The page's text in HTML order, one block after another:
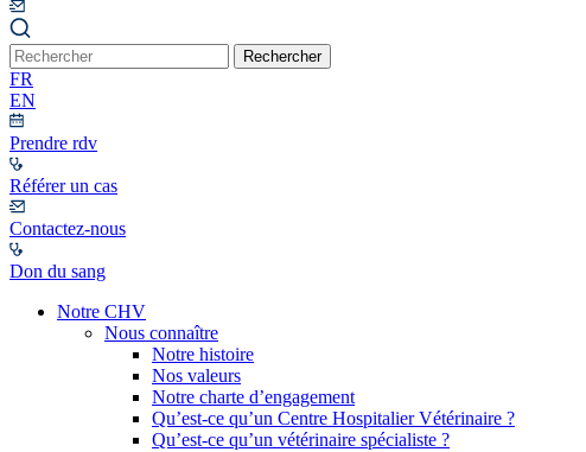
Rechercher
FR
EN
Prendre rdv
Référer un cas
Contactez-nous
Don du sang
Notre CHV
Nous connaître
Notre histoire
Nos valeurs
Notre charte d’engagement
Qu’est-ce qu’un Centre Hospitalier Vétérinaire ?
Qu’est-ce qu’un vétérinaire spécialiste ?